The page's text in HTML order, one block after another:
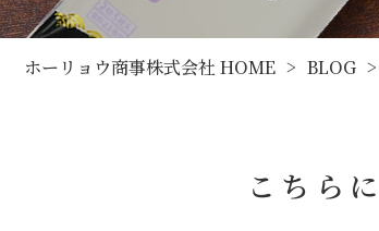
ホーリョウ商事株式会社 HOME > BLOG >
こちら